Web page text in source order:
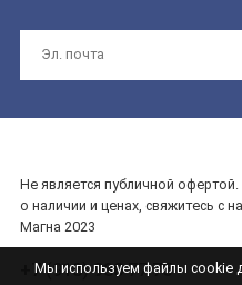
Не является публичной
о наличии и ценах, свяжитесь с
Магна 2023
+7 (918) 980 77 75
Мы используем файлы cookie